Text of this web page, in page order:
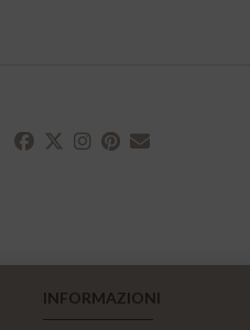
INFORMAZIONI